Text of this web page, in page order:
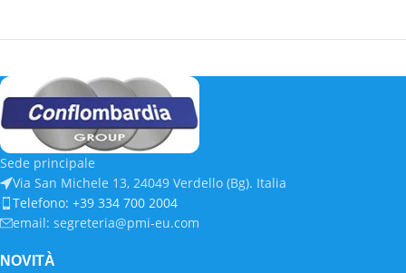
Sede principale
Via San Michele 13, 24049 Verdello (Bg). Italia
Telefono: +39 334 700 2004
email: segreteria@pmi-eu.com
NOVITÀ